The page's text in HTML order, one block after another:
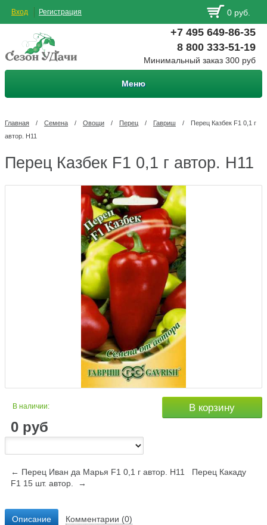
Вход Регистрация 0 руб.
+7 495 649-86-35
8 800 333-51-19
Минимальный заказ 300 руб
Меню
Главная / Семена / Овощи / Перец / Гавриш /
Перец Казбек F1 0,1 г
автор. Н11
Перец Казбек F1 0,1 г автор. Н11
В наличии:
0 руб
В корзину
← Перец Иван да Марья F1 0,1 г автор. Н11
Перец Какаду
F1 15 шт. автор. →
Описание Комментарии (0)